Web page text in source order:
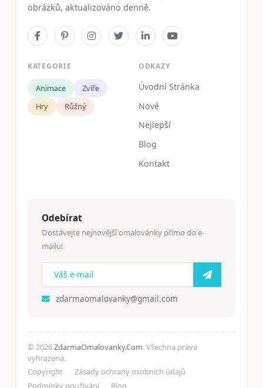
obrázků, aktualizováno denně.
KATEGORIE
Animace
Zvíře
Hry
Růžný
ODKAZY
Úvodní Stránka
Nové
Nejlepší
Blog
Kontakt
Odebírat
Dostávejte nejnovější omalovánky přímo do e-
mailu!
zdarmaomalovanky@gmail.com
© 2026ZdarmaOmalovanky.Com. Všechna práva
vyhrazena.
Copyright
Zásady ochrany osobních údajů
Podmínky používání
Blog